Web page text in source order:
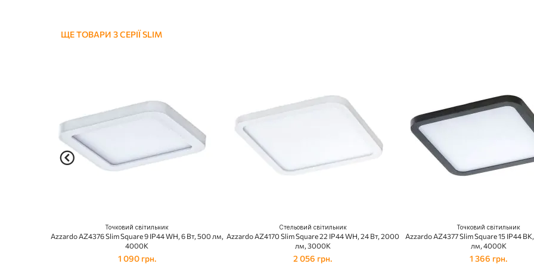
ЩЕ ТОВАРИ З СЕРІЇ SLIM
Точковий світильник
Azzardo AZ4376 Slim Square 9 IP44 WH, 6 Вт, 500 лм,
4000K
1 090 грн.
Стельовий світильник
Azzardo AZ4170 Slim Square 22 IP44 WH, 24 Вт, 2000
лм, 3000K
2 056 грн.
Точковий світильник
Azzardo AZ4377 Slim Square 15 IP44
лм, 4000K
1 366 грн.